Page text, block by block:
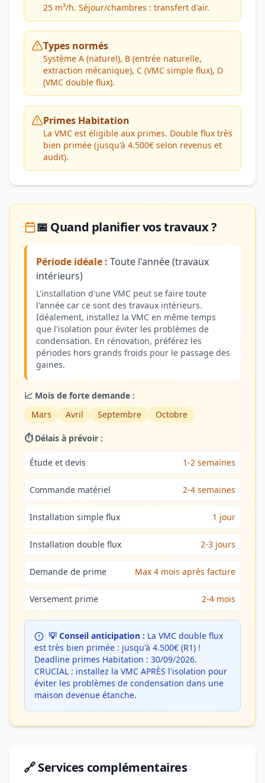
25 m³/h. Séjour/chambres : transfert d'air.
Types normés
Système A (naturel), B (entrée naturelle,
extraction mécanique), C (VMC simple flux), D
(VMC double flux).
Primes Habitation
La VMC est éligible aux primes. Double flux très
bien primée (jusqu'à 4.500€ selon revenus et
audit).
📅 Quand planifier vos travaux ?
Période idéale : Toute l'année (travaux
intérieurs)
L'installation d'une VMC peut se faire toute
l'année car ce sont des travaux intérieurs.
Idéalement, installez la VMC en même temps
que l'isolation pour éviter les problèmes de
condensation. En rénovation, préférez les
périodes hors grands froids pour le passage des
gaines.
📈 Mois de forte demande :
Mars
Avril Septembre Octobre
⏱️ Délais à prévoir :
Étude et devis 1-2 semaines
Commande matériel 2-4 semaines
Installation simple flux 1 jour
Installation double flux 2-3 jours
Demande de prime Max 4 mois après facture
Versement prime 2-4 mois
💡 Conseil anticipation : La VMC double flux
est très bien primée : jusqu'à 4.500€ (R1) !
Deadline primes Habitation : 30/09/2026.
CRUCIAL : installez la VMC APRÈS l'isolation pour
éviter les problèmes de condensation dans une
maison devenue étanche.
🔗 Services complémentaires